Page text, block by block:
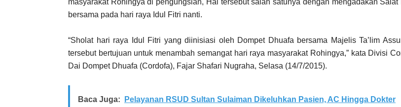
masyarakat Rohingya di pengungsian, Hal tersebut salah satunya dengan mengadakan Salat
bersama pada hari raya Idul Fitri nanti.
“Sholat hari raya Idul Fitri yang diinisiasi oleh Dompet Dhuafa bersama Majelis Ta’lim
tersebut bertujuan untuk menambah semangat hari raya masyarakat Rohingya,” kata Divisi
Dai Dompet Dhuafa (Cordofa), Fajar Shafari Nugraha, Selasa (14/7/2015).
Baca Juga:
Pelayanan RSUD Sultan Sulaiman Dikeluhkan Pasien, AC Hingga Dokter